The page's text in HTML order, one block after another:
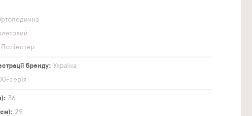
Поліестер
бренду
Україна
серія
36
29